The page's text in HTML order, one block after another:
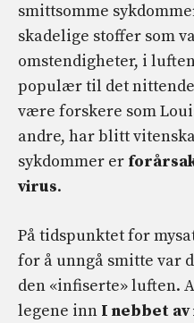
smittsomme
skadelige stoffer som
omstendigheter, i
populær til det
være forskere som
andre, har blitt
sykdommer er
virus.
På tidspunktet for
for å unngå smitte var
den «infiserte» luften.
legene inn I nebbet